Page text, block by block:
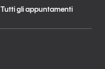
Tutti gli appuntamenti